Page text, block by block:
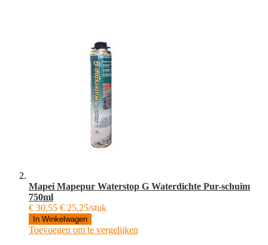
Mapei Mapepur Waterstop G Waterdichte Pur-schuim
750ml
€ 30,55 € 25,25/stuk
In Winkelwagen
Toevoegen om te vergelijken